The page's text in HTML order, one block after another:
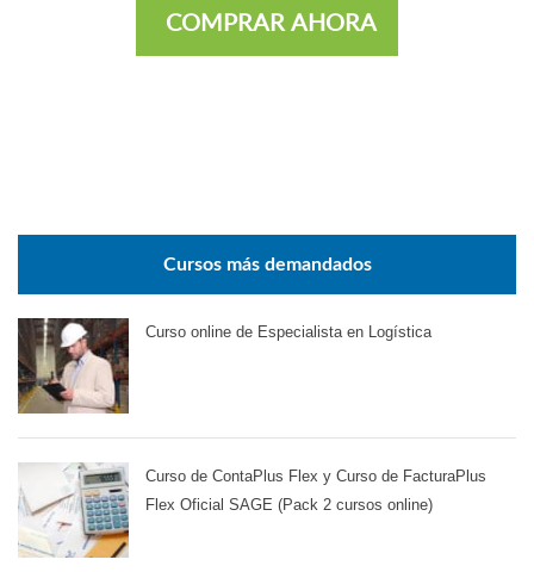
COMPRAR AHORA
Cursos más demandados
Curso online de Especialista en Logística
Curso de ContaPlus Flex y Curso de FacturaPlus
Flex Oficial SAGE (Pack 2 cursos online)